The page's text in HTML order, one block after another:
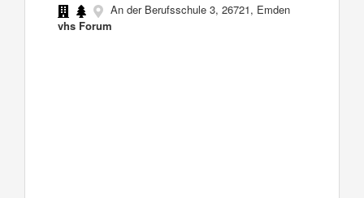
An der Berufsschule 3, 26721, Emden
vhs Forum